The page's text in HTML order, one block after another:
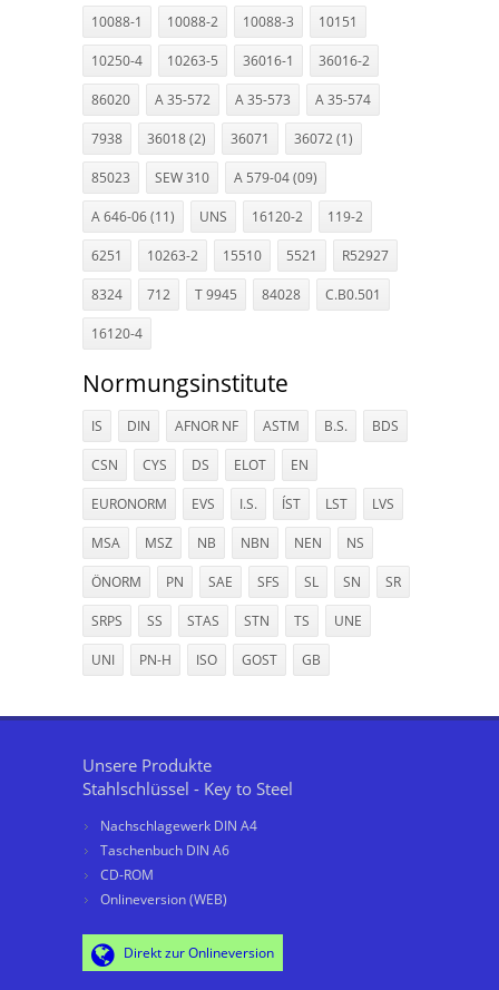
10088-1 10088-2 10088-3 10151
10250-4 10263-5 36016-1 36016-2
86020 A 35-572 A 35-573 A 35-574
7938 36018 (2) 36071 36072 (1)
85023 SEW 310 A 579-04 (09)
A 646-06 (11) UNS 16120-2 119-2
6251 10263-2 15510 5521 R52927
8324 712 T 9945 84028 C.B0.501
16120-4
Normungsinstitute
IS DIN AFNOR NF ASTM B.S. BDS
CSN CYS DS ELOT EN
EURONORM EVS I.S. ÍST LST LVS
MSA MSZ NB NBN NEN NS
ÖNORM PN SAE SFS SL SN SR
SRPS SS STAS STN TS UNE
UNI PN-H ISO GOST GB
Unsere Produkte
Stahlschlüssel - Key to Steel
Nachschlagewerk DIN A4
Taschenbuch DIN A6
CD-ROM
Onlineversion (WEB)
Direkt zur Onlineversion